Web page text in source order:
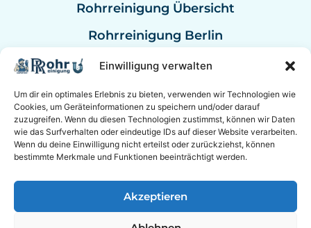
Einwilligung verwalten
Um dir ein optimales Erlebnis zu bieten, verwenden wir Technologien wie
Cookies, um Geräteinformationen zu speichern und/oder darauf
zuzugreifen. Wenn du diesen Technologien zustimmst, können wir Daten
wie das Surfverhalten oder eindeutige IDs auf dieser Website verarbeiten.
Wenn du deine Einwilligung nicht erteilst oder zurückziehst, können
bestimmte Merkmale und Funktionen beeinträchtigt werden.
Akzeptieren
Rohrreinigung Übersicht
Rohrreinigung Berlin
Rohrreinigung Bremen
Rohrreinigung Kassel
Rohrreinigung Mannheim
Rohrreinigung Bundesweit
© 2026 Rohrreinigung Hannover Sanitär mit